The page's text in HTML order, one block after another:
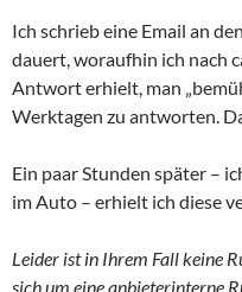
Ich schrieb eine Email an
dauert, woraufhin ich nach
Antwort erhielt, man
Werktagen zu antworten.
Ein paar Stunden später –
im Auto – erhielt ich diese
Leider ist in Ihrem Fall keine
sich um eine anbieterinterne